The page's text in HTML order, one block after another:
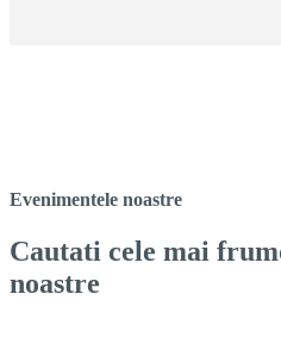
Evenimentele noastre
Cautati cele mai
noastre